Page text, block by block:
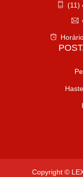
(11)
Copyright ©